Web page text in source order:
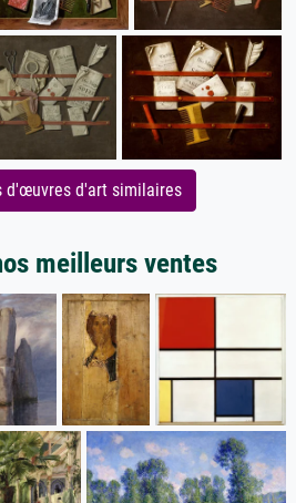
d'œuvres d'art similaires
meilleurs ventes